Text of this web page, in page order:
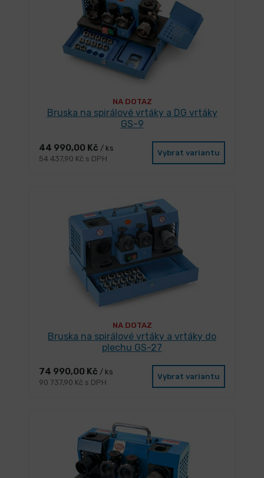
NA DOTAZ
Bruska na spirálové vrtáky a DG vrtáky
GS-9
44 990,00 Kč / ks
54 437,90 Kč s DPH
Vybrat variantu
NA DOTAZ
Bruska na spirálové vrtáky a vrtáky do
plechu GS-27
74 990,00 Kč / ks
90 737,90 Kč s DPH
Vybrat variantu